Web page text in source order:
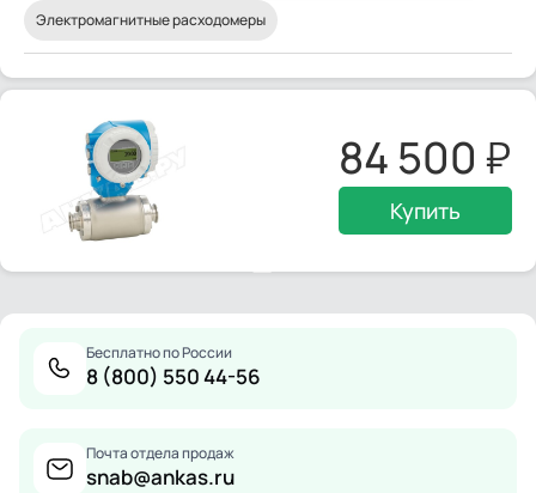
Электромагнитные расходомеры
84 500
Купить
Бесплатно по России
8 (800) 550 44-56
Почта отдела продаж
snab@ankas.ru